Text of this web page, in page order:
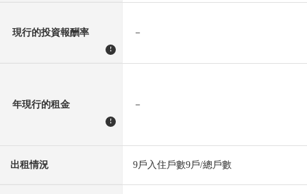
現行的投資報酬率
!
－
年現行的租金
!
－
出租情況 9戶入住戶數9戶/總戶數